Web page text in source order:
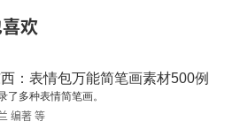
欢
：表情包万能简笔画素材500例
了多种表情简笔画。
编著 等